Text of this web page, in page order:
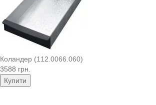
Коландер (112.0066.060)
3588 грн.
Купити